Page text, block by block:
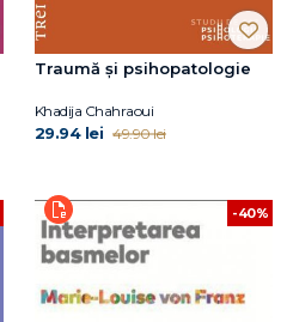
Traumă și psihopatologie
Khadija Chahraoui
29.94 lei 49.90 lei
-40%